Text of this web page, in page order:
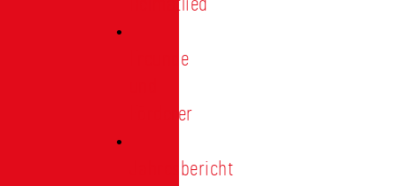
Heimatlied
Freunde
Förderer
Jahresbericht